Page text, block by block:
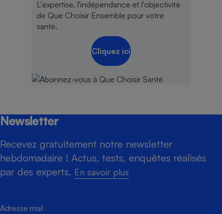
L'expertise, l'indépendance et l'objectivité
de Que Choisir Ensemble pour votre
santé.
Cliquez ici
Newsletter
Recevez gratuitement notre newsletter
hebdomadaire ! Actus, tests, enquêtes réalisés
par des experts. En savoir plus
Adresse mail